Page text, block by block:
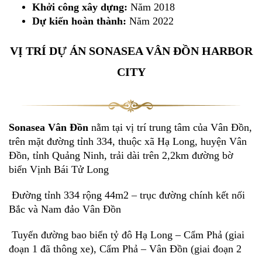
Khởi công xây dựng: Năm 2018
Dự kiến hoàn thành: Năm 2022
VỊ TRÍ DỰ ÁN SONASEA VÂN ĐỒN HARBOR
CITY
Sonasea Vân Đồn nằm tại vị trí trung tâm của Vân Đồn,
trên mặt đường tỉnh 334, thuộc xã Hạ Long, huyện Vân
Đồn, tỉnh Quảng Ninh, trải dài trên 2,2km đường bờ
biển Vịnh Bái Tử Long
Đường tỉnh 334 rộng 44m2 – trục đường chính kết nối
Bắc và Nam đảo Vân Đồn
Tuyến đường bao biển tỷ đô Hạ Long – Cẩm Phả (giai
đoạn 1 đã thông xe), Cẩm Phả – Vân Đồn (giai đoạn 2